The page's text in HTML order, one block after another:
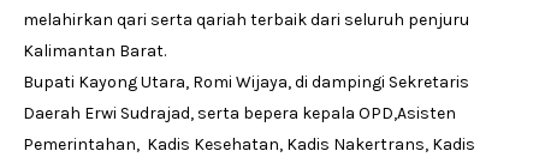
melahirkan qari serta qariah terbaik dari seluruh penjuru
Kalimantan Barat.
Bupati Kayong Utara, Romi Wijaya, di dampingi Sekretaris
Daerah Erwi Sudrajad, serta bepera kepala OPD,Asisten
Pemerintahan, Kadis Kesehatan, Kadis Nakertrans, Kadis